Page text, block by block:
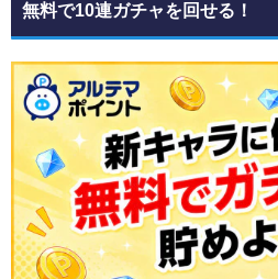
無料で10連ガチャを回せる！